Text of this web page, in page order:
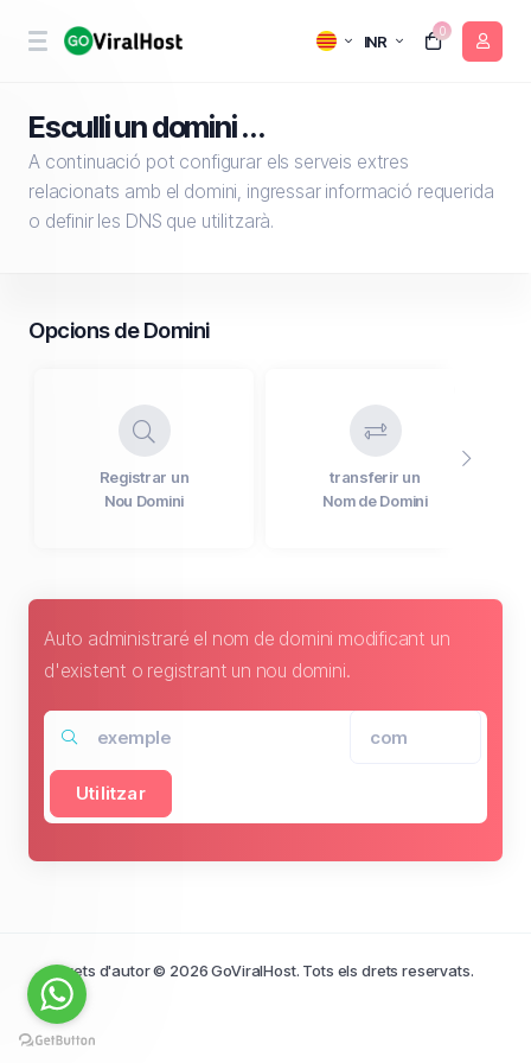
INR
0
Esculli un domini ...
A continuació pot configurar els serveis extres
relacionats amb el domini, ingressar informació requerida
o definir les DNS que utilitzarà.
Opcions de Domini
Registrar un
Nou Domini
transferir un
Nom de Domini
Auto administraré el nom de domini modificant un
d'existent o registrant un nou domini.
Utilitzar
Drets d'autor © 2026 GoViralHost. Tots els drets reservats.